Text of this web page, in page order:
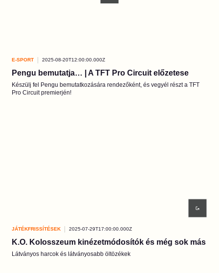
E-SPORT 2025-08-20T12:00:00.000Z
Pengu bemutatja… | A TFT Pro Circuit előzetese
Készülj fel Pengu bemutatkozására rendezőként, és vegyél részt a TFT
Pro Circuit premierjén!
JÁTÉKFRISSÍTÉSEK 2025-07-29T17:00:00.000Z
K.O. Kolosszeum kinézetmódosítók és még sok más
Látványos harcok és látványosabb öltözékek